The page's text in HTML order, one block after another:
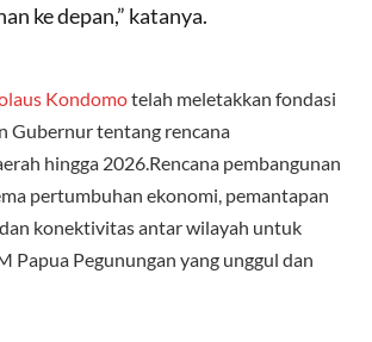
ke depan,” katanya.
Kondomotelah meletakkan fondasi
Gubernur tentang rencana
hingga 2026.Rencana pembangunan
pertumbuhan ekonomi, pemantapan
konektivitas antar wilayah untuk
Papua Pegunungan yang unggul dan